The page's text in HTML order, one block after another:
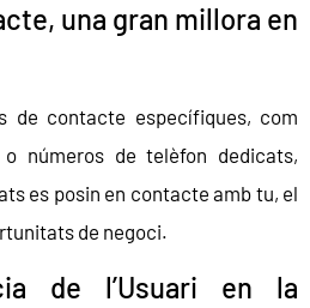
una gran millora en
de contacte específiques, com
números de telèfon dedicats,
es posin en contacte amb tu, el
de negoci.
de l’Usuari en la